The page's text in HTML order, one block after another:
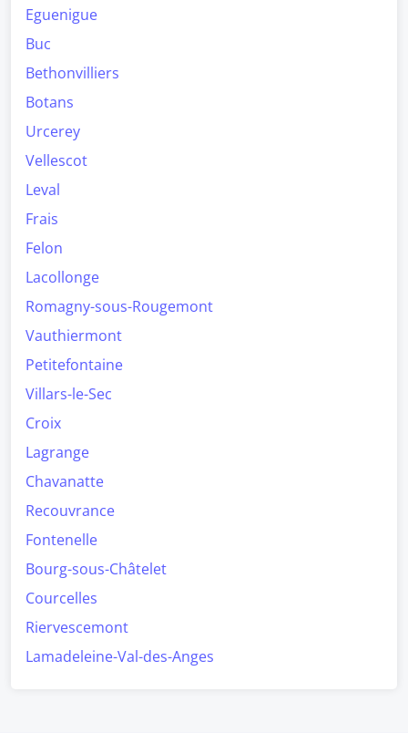
Eguenigue
Buc
Bethonvilliers
Botans
Urcerey
Vellescot
Leval
Frais
Felon
Lacollonge
Romagny-sous-Rougemont
Vauthiermont
Petitefontaine
Villars-le-Sec
Croix
Lagrange
Chavanatte
Recouvrance
Fontenelle
Bourg-sous-Châtelet
Courcelles
Riervescemont
Lamadeleine-Val-des-Anges